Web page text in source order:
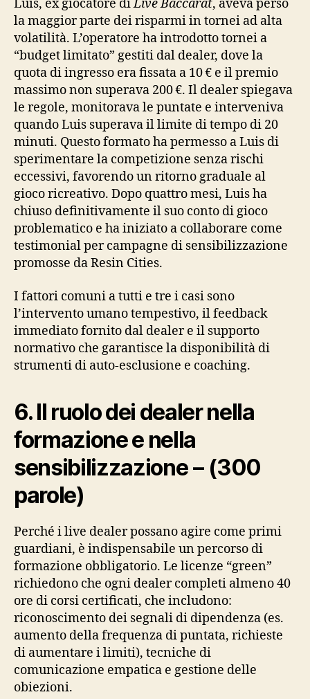
Luis, ex giocatore diLive Baccarat, aveva perso
la maggior parte dei risparmi in tornei ad alta
volatilità. L’operatore ha introdotto tornei a
“budget limitato” gestiti dal dealer, dove la
quota di ingresso era fissata a 10 € e il premio
massimo non superava 200 €. Il dealer spiegava
le regole, monitorava le puntate e interveniva
quando Luis superava il limite di tempo di 20
minuti. Questo formato ha permesso a Luis di
sperimentare la competizione senza rischi
eccessivi, favorendo un ritorno graduale al
gioco ricreativo. Dopo quattro mesi, Luis ha
chiuso definitivamente il suo conto di gioco
problematico e ha iniziato a collaborare come
testimonial per campagne di sensibilizzazione
promosse da Resin Cities.
I fattori comuni a tutti e tre i casi sono
l’intervento umano tempestivo, il feedback
immediato fornito dal dealer e il supporto
normativo che garantisce la disponibilità di
strumenti di auto‑esclusione e coaching.
6. Il ruolo dei dealer nella
formazione e nella
sensibilizzazione – (300
parole)
Perché i live dealer possano agire come primi
guardiani, è indispensabile un percorso di
formazione obbligatorio. Le licenze “green”
richiedono che ogni dealer completi almeno 40
ore di corsi certificati, che includono:
riconoscimento dei segnali di dipendenza (es.
aumento della frequenza di puntata, richieste
di aumentare i limiti), tecniche di
comunicazione empatica e gestione delle
obiezioni.